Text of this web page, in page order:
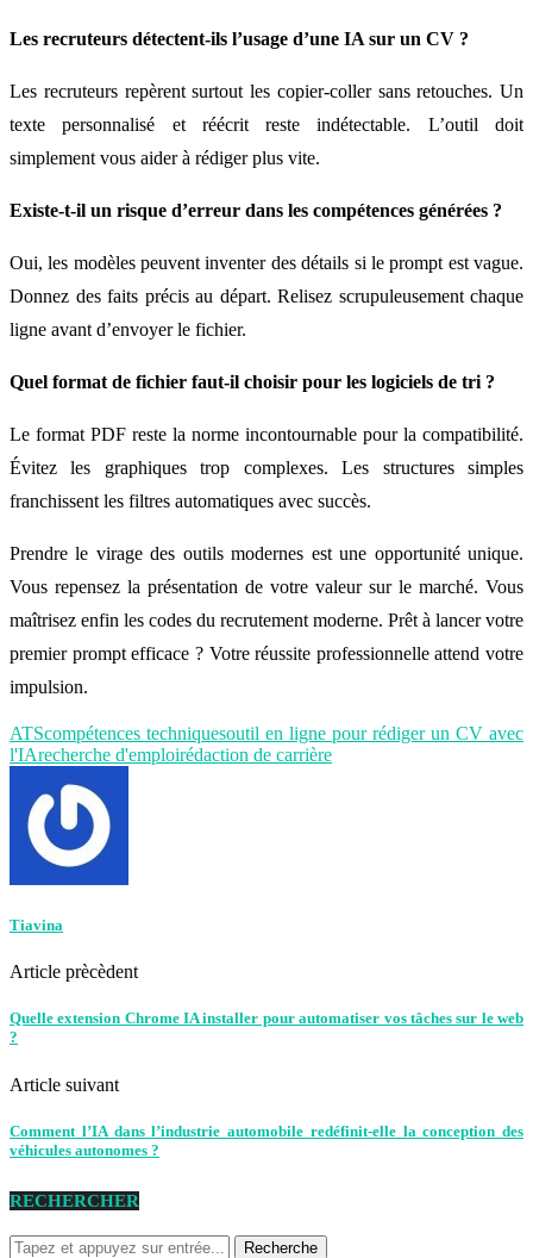
Les recruteurs détectent-ils l’usage d’une IA sur un CV ?
Les recruteurs repèrent surtout les copier-coller sans retouches. Un
texte personnalisé et réécrit reste indétectable. L’outil doit
simplement vous aider à rédiger plus vite.
Existe-t-il un risque d’erreur dans les compétences générées ?
Oui, les modèles peuvent inventer des détails si le prompt est vague.
Donnez des faits précis au départ. Relisez scrupuleusement chaque
ligne avant d’envoyer le fichier.
Quel format de fichier faut-il choisir pour les logiciels de tri ?
Le format PDF reste la norme incontournable pour la compatibilité.
Évitez les graphiques trop complexes. Les structures simples
franchissent les filtres automatiques avec succès.
Prendre le virage des outils modernes est une opportunité unique.
Vous repensez la présentation de votre valeur sur le marché. Vous
maîtrisez enfin les codes du recrutement moderne. Prêt à lancer votre
premier prompt efficace ? Votre réussite professionnelle attend votre
impulsion.
ATScompétences techniquesoutil en ligne pour rédiger un CV avec
l'IArecherche d'emploirédaction de carrière
Tiavina
Article prècèdent
Quelle extension Chrome IA installer pour automatiser vos tâches sur le web
?
Article suivant
Comment l’IA dans l’industrie automobile redéfinit-elle la conception des
véhicules autonomes ?
RECHERCHER